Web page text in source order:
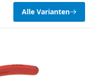
Alle Varianten